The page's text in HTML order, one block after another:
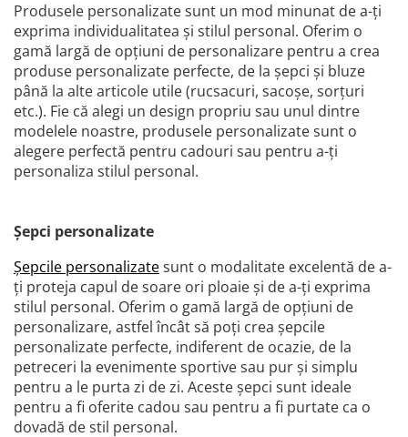
Produsele personalizate sunt un mod minunat de a-ți
exprima individualitatea și stilul personal. Oferim o
gamă largă de opțiuni de personalizare pentru a crea
produse personalizate perfecte, de la șepci și bluze
până la alte articole utile (rucsacuri, sacoșe, sorțuri
etc.). Fie că alegi un design propriu sau unul dintre
modelele noastre, produsele personalizate sunt o
alegere perfectă pentru cadouri sau pentru a-ți
personaliza stilul personal.
Șepci personalizate
Șepcile personalizatesunt o modalitate excelentă de a-
ți proteja capul de soare ori ploaie și de a-ți exprima
stilul personal. Oferim o gamă largă de opțiuni de
personalizare, astfel încât să poți crea șepcile
personalizate perfecte, indiferent de ocazie, de la
petreceri la evenimente sportive sau pur și simplu
pentru a le purta zi de zi. Aceste șepci sunt ideale
pentru a fi oferite cadou sau pentru a fi purtate ca o
dovadă de stil personal.